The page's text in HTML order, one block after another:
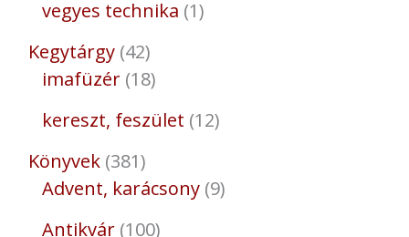
vegyes technika 1
Kegytárgy 42
imafüzér 18
kereszt, feszület 12
Könyvek 381
Advent, karácsony 9
Antikvár 100